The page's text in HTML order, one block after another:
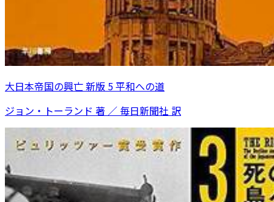
大日本帝国の興亡 新版 5 平和への道
ジョン・トーランド 著 ／ 毎日新聞社 訳